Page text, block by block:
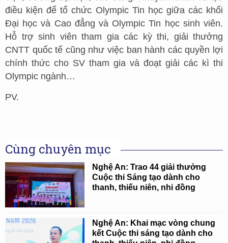
điều kiện để tổ chức Olympic Tin học giữa các khối
Đại học và Cao đẳng và Olympic Tin học sinh viên.
Hỗ trợ sinh viên tham gia các kỳ thi, giải thưởng
CNTT quốc tế cũng như việc ban hành các quyền lợi
chính thức cho SV tham gia và đoạt giải các kì thi
Olympic ngành…
PV.
Cùng chuyên mục
Nghệ An: Trao 44 giải thưởng
Cuộc thi Sáng tạo dành cho
thanh, thiếu niên, nhi đồng
Nghệ An: Khai mạc vòng chung
kết Cuộc thi sáng tạo dành cho